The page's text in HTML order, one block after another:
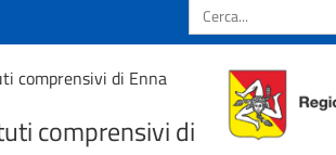
Cerca
comprensivi di Enna
comprensivi di